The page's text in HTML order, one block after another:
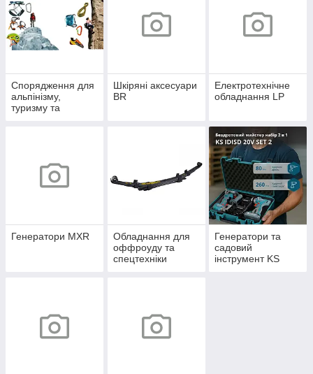
Спорядження для
альпінізму,
туризму та
Шкіряні аксесуари
BR
Електротехнічне
обладнання LP
Генератори MXR
Обладнання для
оффроуду та
спецтехніки
Генератори та
садовий
інструмент KS